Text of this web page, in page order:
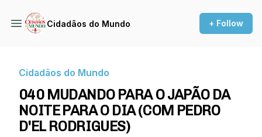
Cidadãos do Mundo + Follow
Cidadãos do Mundo
040 MUDANDO PARA O JAPÃO DA
NOITE PARA O DIA (COM PEDRO
D'EL RODRIGUES)